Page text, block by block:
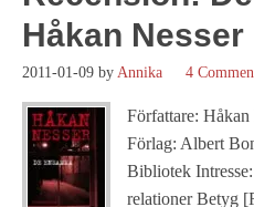
Håkan Nesser
2011-01-09 by Annika 4
Författare:
Förlag: Albert
Bibliotek
relationer Betyg